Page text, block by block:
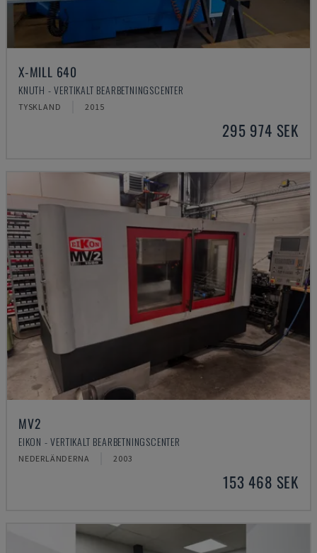
X-MILL 640
KNUTH - VERTIKALT BEARBETNINGSCENTER
TYSKLAND 2015
295 974 SEK
MV2
EIKON - VERTIKALT BEARBETNINGSCENTER
NEDERLÄNDERNA 2003
153 468 SEK